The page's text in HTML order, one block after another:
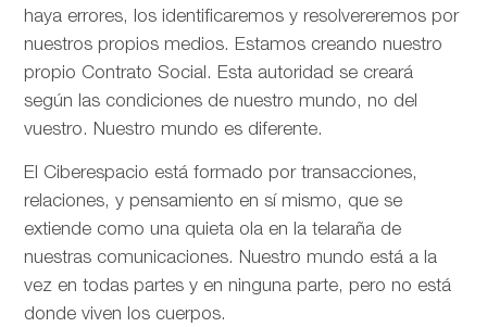
haya errores, los identificaremos y resolvereremos por
nuestros propios medios. Estamos creando nuestro
propio Contrato Social. Esta autoridad se creará
según las condiciones de nuestro mundo, no del
vuestro. Nuestro mundo es diferente.
El Ciberespacio está formado por transacciones,
relaciones, y pensamiento en sí mismo, que se
extiende como una quieta ola en la telaraña de
nuestras comunicaciones. Nuestro mundo está a la
vez en todas partes y en ninguna parte, pero no está
donde viven los cuerpos.